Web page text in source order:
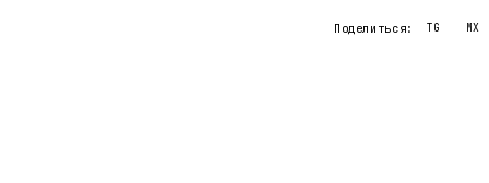
Поделиться: TG MX